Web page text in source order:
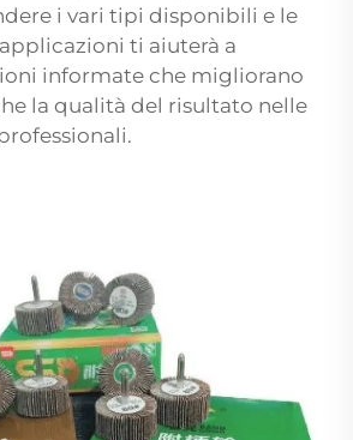
i vari tipi disponibili e le
ti aiuterà a
informate che migliorano
la qualità del risultato nelle